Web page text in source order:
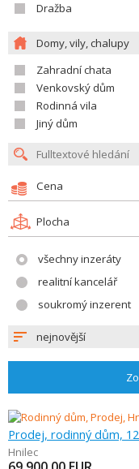
Dražba
Domy, vily, chalupy
Zahradní chata
Venkovský dům
Rodinná vila
Jiný dům
Cena
Plocha
všechny inzeráty
realitní kancelář
soukromý inzerent
nejnovější
Prodej, rodinný dům,
Hnilec